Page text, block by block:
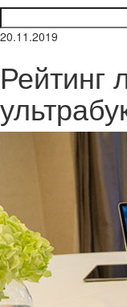
20.11.2019
Рейтинг